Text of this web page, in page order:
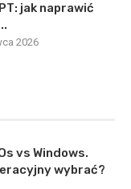
jak naprawić
2026
vs Windows.
wybrać?